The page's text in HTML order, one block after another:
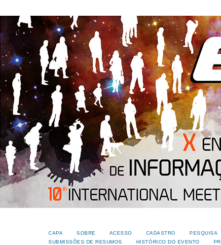
CAPA SOBRE ACESSO CADASTRO
PESQUISA
SUBMISSÕES DE RESUMOS
HISTÓRICO DO EVENTO